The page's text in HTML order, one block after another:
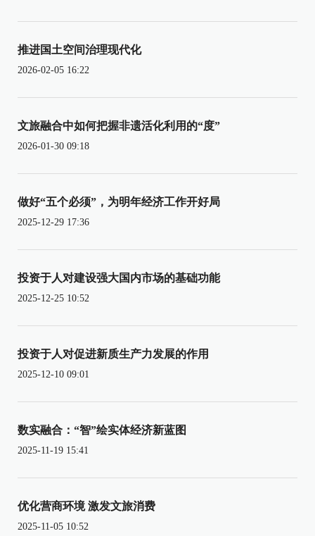
推进国土空间治理现代化
2026-02-05 16:22
文旅融合中如何把握非遗活化利用的“度”
2026-01-30 09:18
做好“五个必须”，为明年经济工作开好局
2025-12-29 17:36
投资于人对建设强大国内市场的基础功能
2025-12-25 10:52
投资于人对促进新质生产力发展的作用
2025-12-10 09:01
数实融合：“智”绘实体经济新蓝图
2025-11-19 15:41
优化营商环境 激发文旅消费
2025-11-05 10:52